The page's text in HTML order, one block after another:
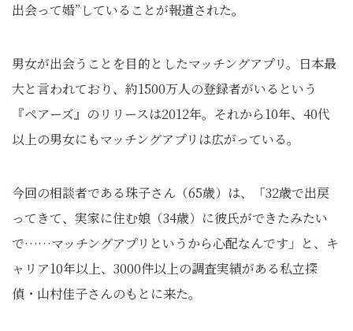
出会って婚”していることが報道された。
男女が出会うことを目的としたマッチングアプリ。日本最
大と言われており、約1500万人の登録者がいるという
『ペアーズ』のリリースは2012年。それから10年、40代
以上の男女にもマッチングアプリは広がっている。
今回の相談者である珠子さん（65歳）は、「32歳で出戻
ってきて、実家に住む娘（34歳）に彼氏ができたみたい
で……マッチングアプリというから心配なんです」と、キ
ャリア10年以上、3000件以上の調査実績がある私立探
偵・山村佳子さんのもとに来た。